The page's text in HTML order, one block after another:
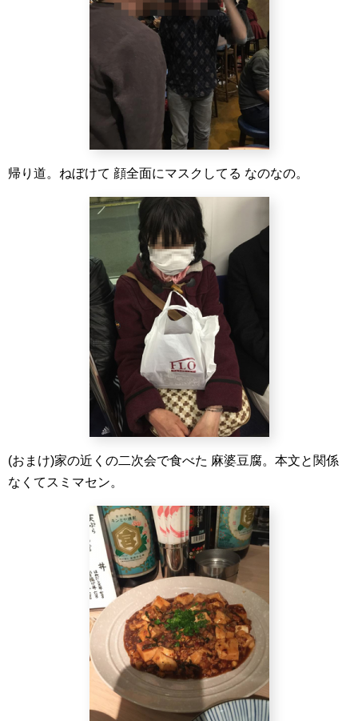
帰り道。ねぼけて 顔全面にマスクしてる なのなの。
(おまけ)家の近くの二次会で食べた 麻婆豆腐。本文と関係
なくてスミマセン。